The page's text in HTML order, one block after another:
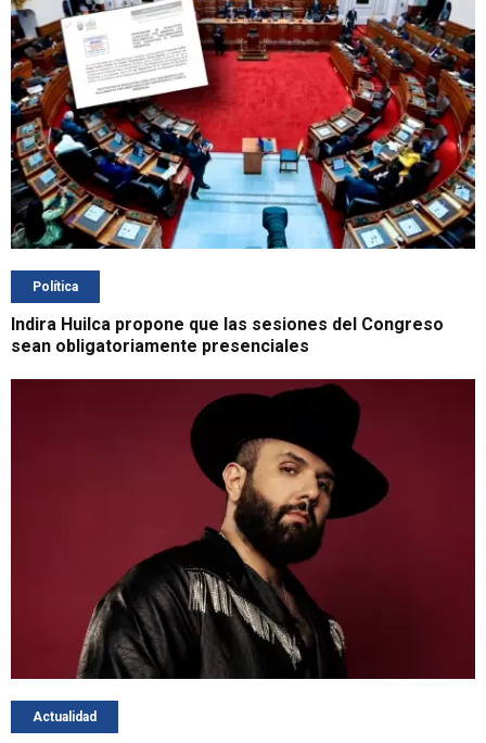
Política
Indira Huilca propone que las sesiones del Congreso
sean obligatoriamente presenciales
Actualidad